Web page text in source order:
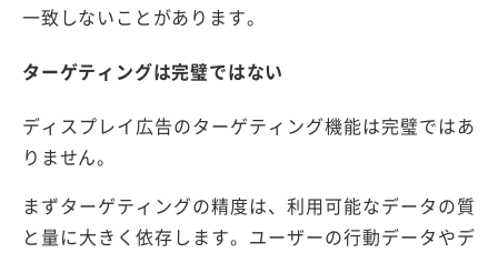
一致しないことがあります。
ターゲティングは完璧ではない
ディスプレイ広告のターゲティング機能は完璧ではあ
りません。
まずターゲティングの精度は、利用可能なデータの質
と量に大きく依存します。ユーザーの行動データやデ